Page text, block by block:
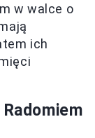
w walce o
ich